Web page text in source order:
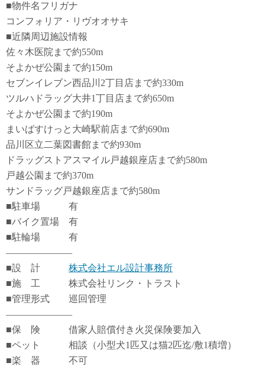
■物件名フリガナ
コンフォリア・リヴオオサキ
■近隣周辺施設情報
佐々木医院まで約550m
そよかぜ公園まで約150m
セブンイレブン西品川2丁目店まで約330m
ツルハドラッグ大井1丁目店まで約650m
そよかぜ公園まで約190m
まいばすけっと大崎駅前店まで約690m
品川区立二葉図書館まで約930m
ドラッグストアスマイル戸越銀座店まで約580m
戸越公園まで約370m
サンドラッグ戸越銀座店まで約580m
■駐車場 有
■バイク置場 有
■駐輪場 有
―――――――
■設 計 株式会社エル設計事務所
■施 工 株式会社リンク・トラスト
■管理形式 巡回管理
―――――――
■保 険 借家人賠償付き火災保険要加入
■ペット 相談（小型犬1匹又は猫2匹迄/敷1積増）
■楽 器 不可